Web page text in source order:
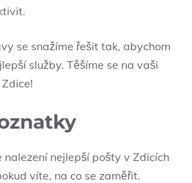
se snažíme řešit tak, abychom
služby. Těšíme se na vaši
nalezení nejlepší pošty v Zdicích
víte, na co se zaměřit.